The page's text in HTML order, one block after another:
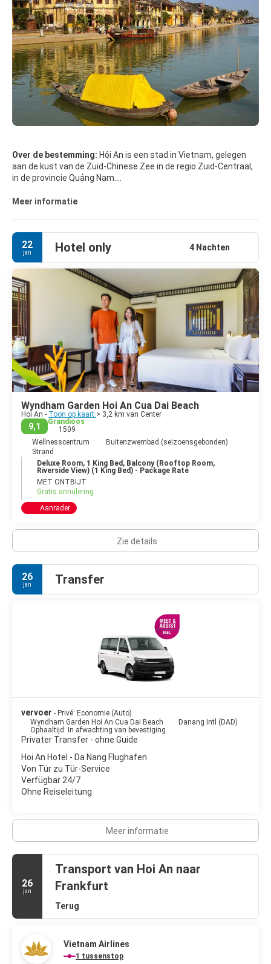
Over de bestemming: Hội An is een stad in Vietnam, gelegen
aan de kust van de Zuid-Chinese Zee in de regio Zuid-Centraal,
in de provincie Quảng Nam.
Hội An staat op de Werelderfgoedlijst van UNESCO. De stad had
BELANGRIJKSTE TOERISTISCHE ATTRACTIES
- De Japanse Overdekte Brug met Pagode. De brug bevindt zich
aan de westkant van de Tran Phu-straat, maar een kaartje is
ALLEEN nodig om de pagode aan de binnenkant van de brug te
bezoeken; de brug zelf is gratis te betreden.
- Quan Cong-tempel.
- Phung Hung-huis
- Quan Thang-huis.
Meer informatie
22
jan Hotel only 4 Nachten
Wyndham Garden Hoi An Cua Dai Beach
Hoi An - Toon op kaart > 3,2 km van Center
9,1
Grandioos
1509
Wellnesscentrum
Buitenzwembad (seizoensgebonden)
Strand
Deluxe Room, 1 King Bed, Balcony (Rooftop Room,
Riverside View) (1 King Bed) - Package Rate
MET ONTBIJT
Gratis annulering
Aanrader
Zie details
26
jan Transfer
vervoer - Privé: Economie (Auto)
Wyndham Garden Hoi An Cua Dai Beach
Danang Intl (DAD)
Ophaaltijd: In afwachting van bevestiging
Privater Transfer - ohne Guide
Hoi An Hotel - Da Nang Flughafen
Von Tür zu Tür-Service
Verfügbar 24/7
Ohne Reiseleitung
Meer informatie
26
jan
Transport van Hoi An naar
Frankfurt
Terug
Vietnam Airlines
1 tussenstop